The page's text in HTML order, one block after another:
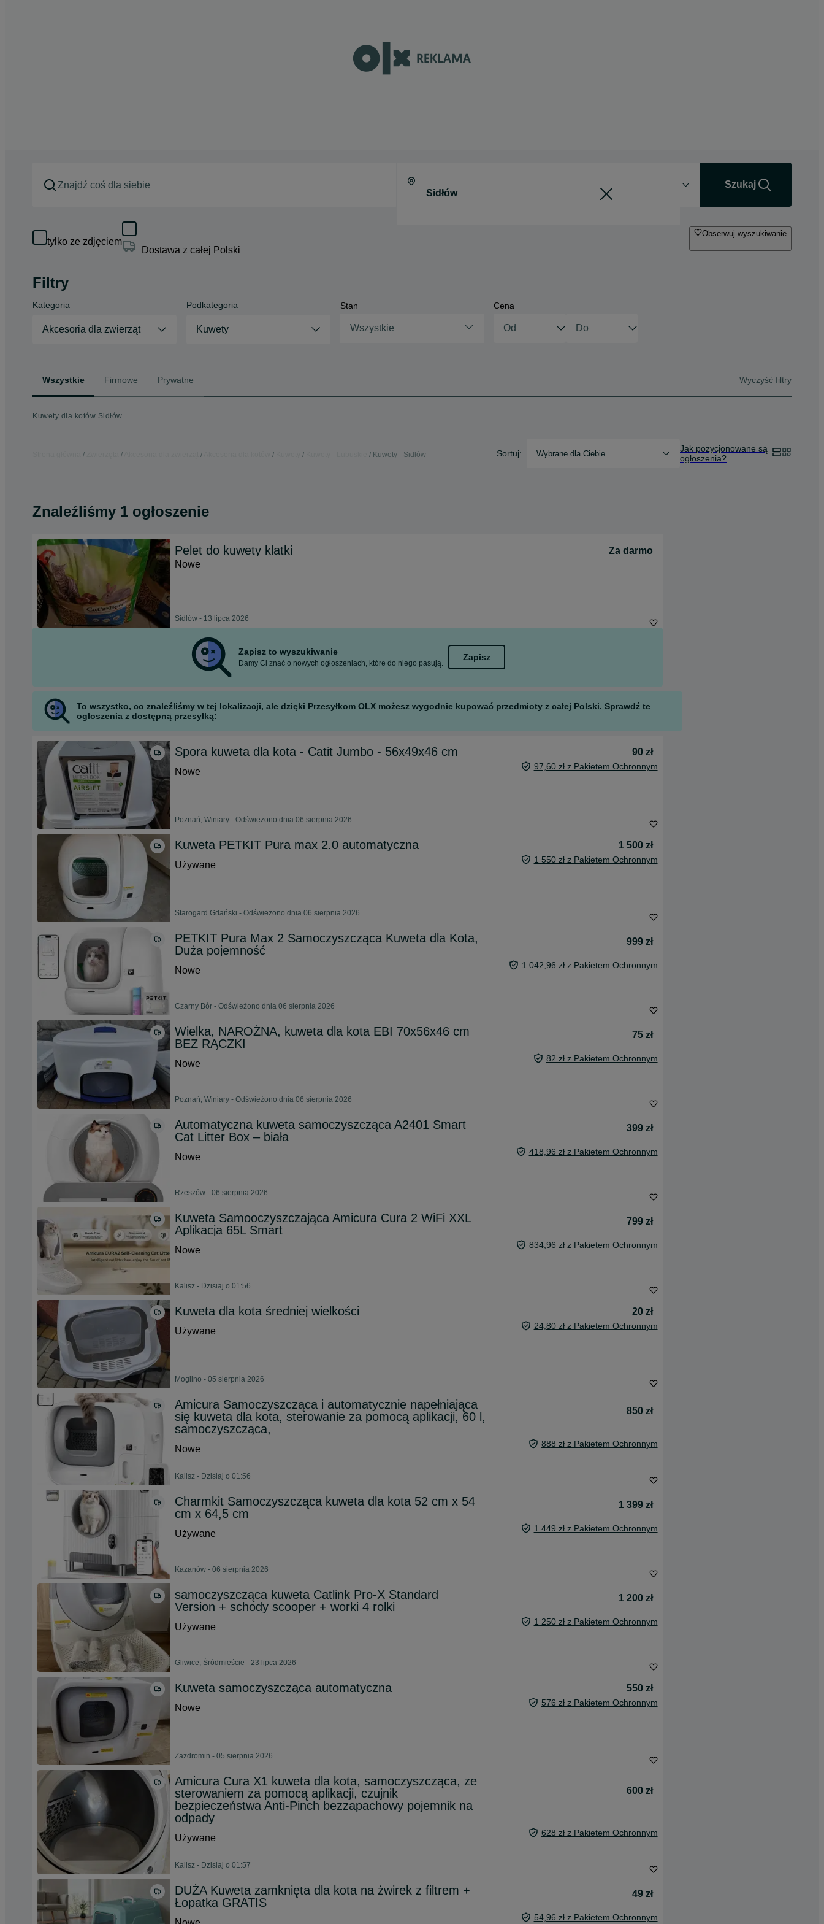
Szukaj
tylko ze zdjęciem
Dostawa z całej Polski
Obserwuj wyszukiwanie
Filtry
Kategoria
Akcesoria dla zwierząt
Podkategoria
Kuwety
Stan
Wszystkie
Cena
Wszystkie Firmowe Prywatne Wyczyść filtry
Kuwety dla kotów Sidłów
Kuwety - Sidłów Sortuj: Wybrane dla Ciebie
Jak pozycjonowane są
ogłoszenia?
Znaleźliśmy 1 ogłoszenie
Pelet do kuwety klatki
Za darmo
Nowe
Sidłów - 13 lipca 2026
Zapisz to wyszukiwanie
Damy Ci znać o nowych ogłoszeniach, które do niego pasują.
Zapisz
To wszystko, co znaleźliśmy w tej lokalizacji, ale dzięki Przesyłkom OLX możesz wygodnie kupować przedmioty z całej Polski. Sprawdź te
ogłoszenia z dostępną przesyłką:
Spora kuweta dla kota - Catit Jumbo - 56x49x46 cm
90 zł
Nowe
97,60 zł z Pakietem Ochronnym
Poznań, Winiary - Odświeżono dnia 06 sierpnia 2026
Kuweta PETKIT Pura max 2.0 automatyczna
1 500 zł
Używane
1 550 zł z Pakietem Ochronnym
Starogard Gdański - Odświeżono dnia 06 sierpnia 2026
PETKIT Pura Max 2 Samoczyszcząca Kuweta dla Kota,
Duża pojemność
999 zł
Nowe 1 042,96 zł z Pakietem Ochronnym
Czarny Bór - Odświeżono dnia 06 sierpnia 2026
Wielka, NAROŻNA, kuweta dla kota EBI 70x56x46 cm
BEZ RĄCZKI
75 zł
Nowe 82 zł z Pakietem Ochronnym
Poznań, Winiary - Odświeżono dnia 06 sierpnia 2026
Automatyczna kuweta samoczyszcząca A2401 Smart
Cat Litter Box – biała
399 zł
Nowe 418,96 zł z Pakietem Ochronnym
Rzeszów - 06 sierpnia 2026
Kuweta Samooczyszczająca Amicura Cura 2 WiFi XXL
Aplikacja 65L Smart
799 zł
Nowe 834,96 zł z Pakietem Ochronnym
Kalisz - Dzisiaj o 01:56
Kuweta dla kota średniej wielkości
20 zł
Używane
24,80 zł z Pakietem Ochronnym
Mogilno - 05 sierpnia 2026
Amicura Samoczyszcząca i automatycznie napełniająca
się kuweta dla kota, sterowanie za pomocą aplikacji, 60 l,
samoczyszcząca,
850 zł
Nowe 888 zł z Pakietem Ochronnym
Kalisz - Dzisiaj o 01:56
Charmkit Samoczyszcząca kuweta dla kota 52 cm x 54
cm x 64,5 cm
1 399 zł
Używane 1 449 zł z Pakietem Ochronnym
Kazanów - 06 sierpnia 2026
samoczyszcząca kuweta Catlink Pro-X Standard
Version + schody scooper + worki 4 rolki
1 200 zł
Używane 1 250 zł z Pakietem Ochronnym
Gliwice, Śródmieście - 23 lipca 2026
Kuweta samoczyszcząca automatyczna
550 zł
Nowe
576 zł z Pakietem Ochronnym
Zazdromin - 05 sierpnia 2026
Amicura Cura X1 kuweta dla kota, samoczyszcząca, ze
sterowaniem za pomocą aplikacji, czujnik
bezpieczeństwa Anti-Pinch bezzapachowy pojemnik na
odpady
600 zł
Używane 628 zł z Pakietem Ochronnym
Kalisz - Dzisiaj o 01:57
DUŻA Kuweta zamknięta dla kota na żwirek z filtrem +
Łopatka GRATIS
49 zł
54,96 zł z Pakietem Ochronnym